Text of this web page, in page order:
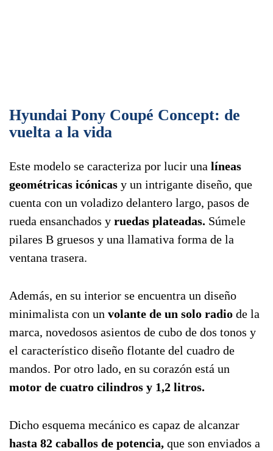
Hyundai Pony Coupé Concept: de
vuelta a la vida
Este modelo se caracteriza por lucir una líneas
geométricas icónicas y un intrigante diseño, que
cuenta con un voladizo delantero largo, pasos de
rueda ensanchados y ruedas plateadas. Súmele
pilares B gruesos y una llamativa forma de la
ventana trasera.
Además, en su interior se encuentra un diseño
minimalista con un volante de un solo radio de la
marca, novedosos asientos de cubo de dos tonos y
el característico diseño flotante del cuadro de
mandos. Por otro lado, en su corazón está un
motor de cuatro cilindros y 1,2 litros.
Dicho esquema mecánico es capaz de alcanzar
hasta 82 caballos de potencia, que son enviados a